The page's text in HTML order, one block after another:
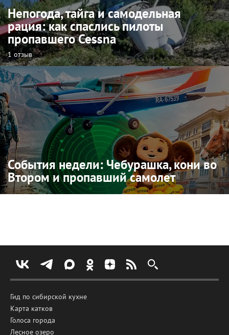
Непогода, тайга и самодельная
рация: как спаслись пилоты
пропавшего Cessna
1 отзыв
События недели: Чебурашка, кони во
Втором и пропавший самолет
Гид по сибирской кухне
Карта катков
Голоса города
Лесное озеро